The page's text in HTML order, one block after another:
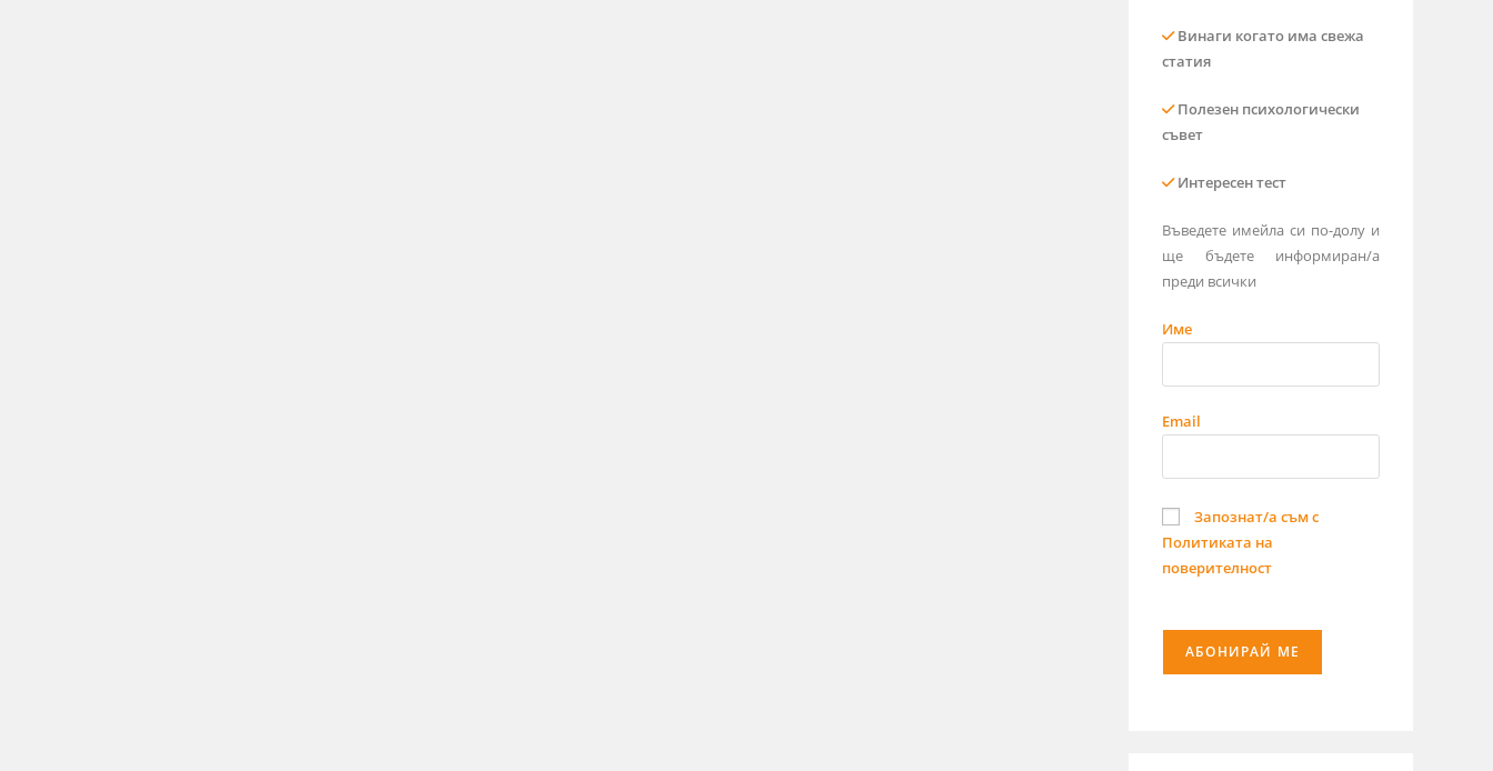
Винаги когато има свежа
статия
Полезен психологически
съвет
Интересен тест
Въведете имейла си по-долу и
ще бъдете информиран/а
преди всички
Име
Email
Запознат/а съм с
Политиката на
поверителност